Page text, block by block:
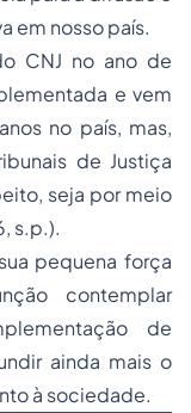
em nosso país.
CNJ no ano de
e vem
no país, mas,
de Justiça
seja por meio
s.p.).
pequena força
contemplar
de
ainda mais o
à sociedade.